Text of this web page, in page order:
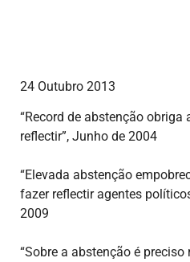
24 Outubro 2013
“Record de abstenção obriga
reflectir”, Junho de 2004
“Elevada abstenção
fazer reflectir agentes
2009
“Sobre a abstenção é preciso